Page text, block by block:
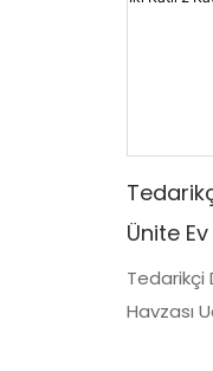
Ünite
Katlı 2
Tedarikçi
Havzası